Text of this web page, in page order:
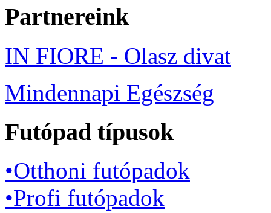
Partnereink
IN FIORE - Olasz divat
Mindennapi Egészség
Futópad típusok
•Otthoni futópadok
•Profi futópadok